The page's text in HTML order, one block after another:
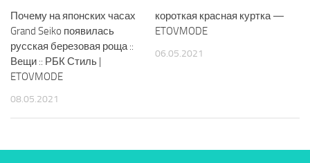
Почему на японских часах
Grand Seiko появилась
русская березовая роща ::
Вещи :: РБК Стиль |
ETOVMODE
08.05.2021
короткая красная куртка —
ETOVMODE
06.05.2021